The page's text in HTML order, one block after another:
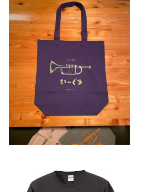
トートバッグ (Mサイズ)
¥2,000
SOLD OUT